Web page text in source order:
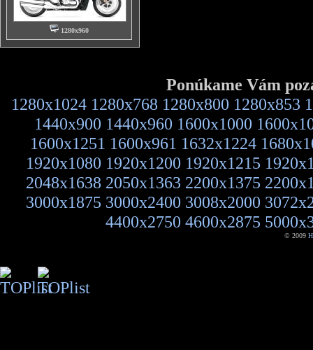
1280x960
Ponúkame Vám
1280x1024 1280x768 1280x800 1280x853
1440x900 1440x960 1600x1000
1600x1251 1600x961 1632x1224
1920x1080 1920x1200 1920x1215
2048x1638 2050x1363 2200x1375
3000x1875 3000x2400 3008x2000
4400x2750 4600x2875
© 2009